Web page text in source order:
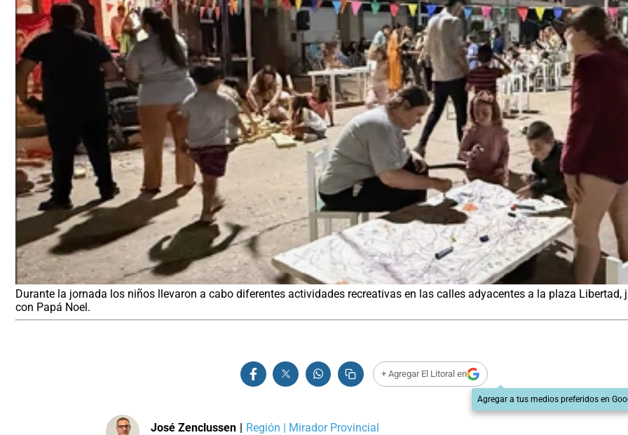
Durante la jornada los niños llevaron a cabo diferentes actividades recreativas en las calles adyacentes a la plaza
con Papá Noel.
+ Agregar El Litoral en
Agregar a tus medios preferidos en
José Zenclussen | Región | Mirador Provincial